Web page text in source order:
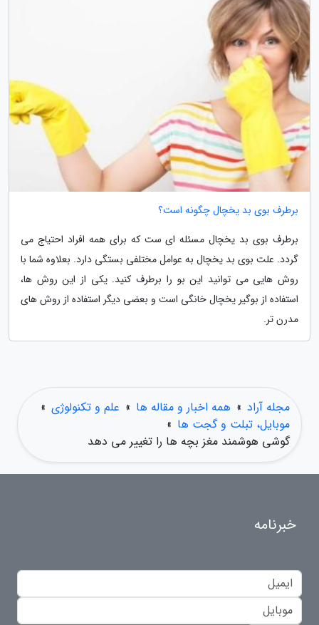
برطرف بوی بد یخچال چگونه است؟
برطرف بوی بد یخچال مسئله ای ست که برای همه افراد احتیاج می
گردد. علت بوی بد یخچال به عوامل مختلفی بستگی دارد. بعلاوه شما با
روش هایی می توانید این بو را برطرف کنید. یکی از این روش ها،
استفاده از بوگیر یخچال خانگی است و بعضی دیگر استفاده از روش های
مدرن تر.
مجله آراد » همه اخبار و مقاله ها » علم و تکنولوژی »
موبایل، تبلت و گجت ها »
گوشی هوشمند مغز بچه ها را تغییر می دهد
خبرنامه